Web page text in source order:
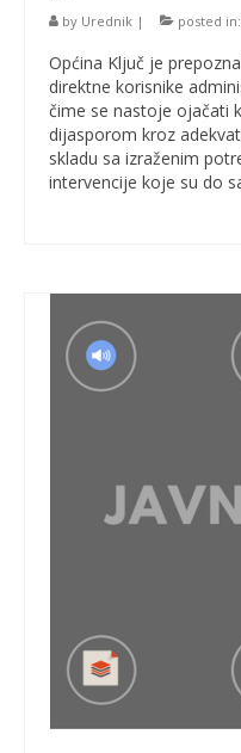
by Urednik | posted in:
Općina Ključ je
direktne korisnike
čime se nastoje ojačati
dijasporom kroz
skladu sa izraženim
intervencije koje su do